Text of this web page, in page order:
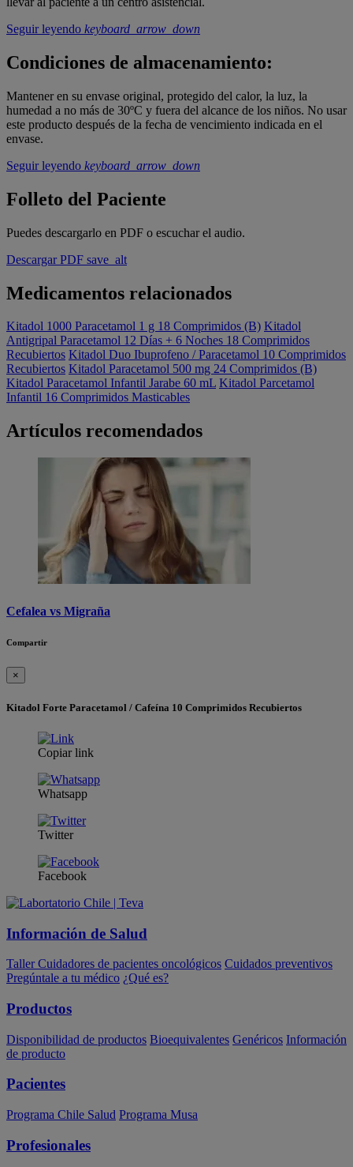
Seguir leyendo keyboard_arrow_down
Condiciones de almacenamiento:
Mantener en su envase original, protegido del calor, la luz, la
humedad a no más de 30ºC y fuera del alcance de los niños. No usar
este producto después de la fecha de vencimiento indicada en el
envase.
Seguir leyendo keyboard_arrow_down
Folleto del Paciente
Puedes descargarlo en PDF o escuchar el audio.
Descargar PDF save_alt
Medicamentos relacionados
Kitadol 1000 Paracetamol 1 g 18 Comprimidos (B) Kitadol
Antigripal Paracetamol 12 Dí­as + 6 Noches 18 Comprimidos
Recubiertos Kitadol Duo Ibuprofeno / Paracetamol 10 Comprimidos
Recubiertos Kitadol Paracetamol 500 mg 24 Comprimidos (B)
Kitadol Paracetamol Infantil Jarabe 60 mL Kitadol Parcetamol
Infantil 16 Comprimidos Masticables
Artículos recomendados
Cefalea vs Migraña
Compartir
×
Kitadol Forte Paracetamol / Cafeína 10 Comprimidos Recubiertos
Copiar link
Whatsapp
Twitter
Facebook
Información de Salud
Taller Cuidadores de pacientes oncológicos Cuidados preventivos
Pregúntale a tu médico ¿Qué es?
Productos
Disponibilidad de productos Bioequivalentes Genéricos Información
de producto
Pacientes
Programa Chile Salud Programa Musa
Profesionales